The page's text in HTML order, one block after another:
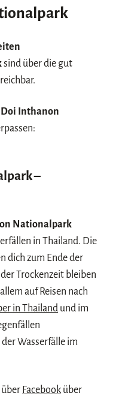
sind über die gut
Inthanon
–
Nationalpark
in Thailand. Die
dich zum Ende der
Trockenzeit bleiben
auf Reisen nach
in Thailand und im
der Wasserfälle im
Facebook über